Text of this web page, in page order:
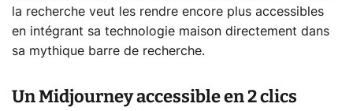
la recherche veut les rendre encore plus accessibles
en intégrant sa technologie maison directement dans
sa mythique barre de recherche.
Un Midjourney accessible en 2 clics